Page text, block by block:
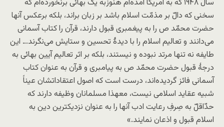
سال ۱۹۴۸ که به آمریکا آمده‌ام هنوزبه یک بهائی برنخورده‌ام که
سخنی که دالّ بر مذمّت اسلام باشد بر زبان براند، بلکه برعکس آنها
حضرت محمّد ص را به پیغمبری قبول دارند، قرآن را کتاب آسمانی
می‌دانند و تعالیم اسلام را با دیدۀ تحسین و ستایش می‌نگرند… این
طایفه نه تنها مرتد نبوده و نیستند، بلکه بر اثر تعالیم آیین بهائی به
درجۀ قبول حضرت محمّد ص به پیامبری و قرآن به عنوان کتاب
آسمانی فائز گردیده‌اند، درست است که اصول اعتقاداتشان عیناً
شبیه عقاید اسلامی نیست، معهذا مسلمانان وظیفه دارند که
حدّاقلّ به صِرفِ رعایت ادب آنها را به عنوان نزدیکترین دین به
اسلام قبول و اذعان نمایند.»